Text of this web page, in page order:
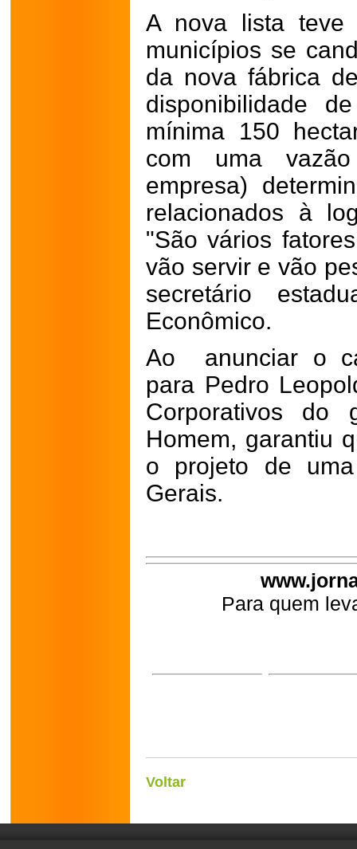
A nova lista teve
municípios se
da nova fábrica
disponibilidade
mínima 150
com uma
empresa)
relacionados à
"São vários
vão servir e vão
secretário
Econômico.
Ao anunciar o
para Pedro
Corporativos do
Homem, garantiu
o projeto de
Gerais.
Para quem
Voltar